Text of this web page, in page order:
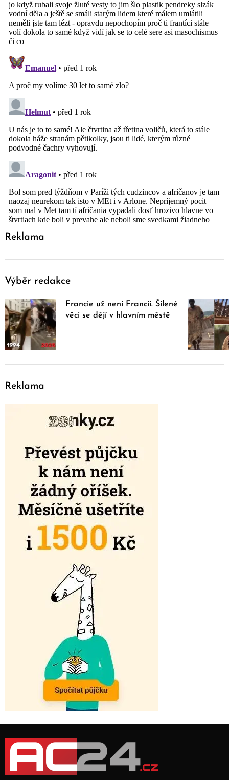
Reklama
Výběr redakce
Francie už není Francií. Šílené
věci se dějí v hlavním městě
Reklama